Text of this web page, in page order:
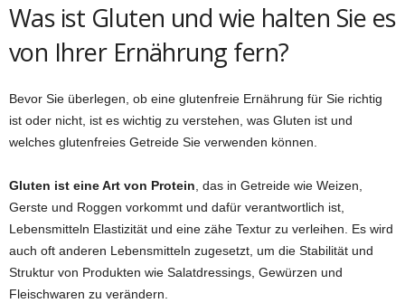
Was ist Gluten und wie halten Sie es
von Ihrer Ernährung fern?
Bevor Sie überlegen, ob eine glutenfreie Ernährung für Sie richtig
ist oder nicht, ist es wichtig zu verstehen, was Gluten ist und
welches glutenfreies Getreide Sie verwenden können.
Gluten ist eine Art von Protein, das in Getreide wie Weizen,
Gerste und Roggen vorkommt und dafür verantwortlich ist,
Lebensmitteln Elastizität und eine zähe Textur zu verleihen. Es wird
auch oft anderen Lebensmitteln zugesetzt, um die Stabilität und
Struktur von Produkten wie Salatdressings, Gewürzen und
Fleischwaren zu verändern.